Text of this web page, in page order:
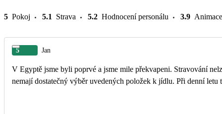
5 Pokoj 5.1 Strava 5.2 Hodnocení personálu 3.9 Animace
5 Jan
V Egyptě jsme byli poprvé a jsme mile překvapeni. Stravování
nemají dostatečný výběr uvedených položek k jídlu. Při denní